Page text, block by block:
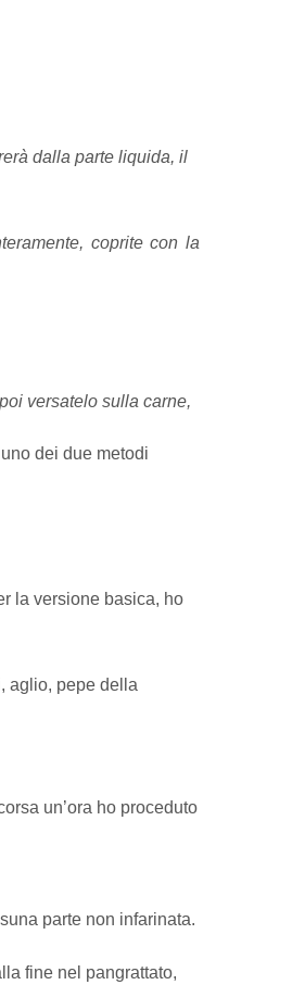
dalla parte liquida, il
coprite con la
versatelo sulla carne,
dei due metodi
la versione basica, ho
aglio, pepe della
un’ora ho proceduto
parte non infarinata.
fine nel pangrattato,